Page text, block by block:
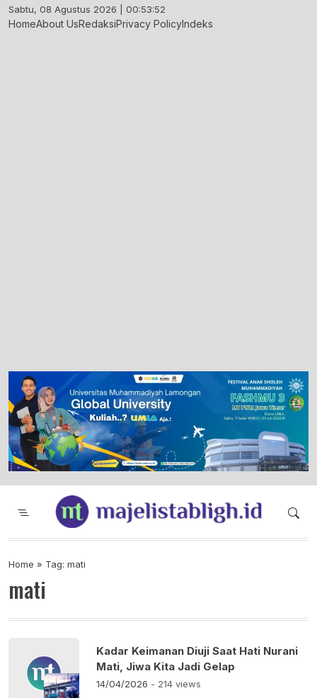
Skip
to
Sabtu, 08 Agustus 2026 | 00:53:52
HomeAbout UsRedaksiPrivacy PolicyIndeks
Majelis Tabligh Muhammadiyah
Syiar Dakwah Islam Berkemajuan dan
Home » Tag: mati
mati
Kadar Keimanan Diuji Saat Hati Nurani
Mati, Jiwa Kita Jadi Gelap
14/04/2026 - 214 views